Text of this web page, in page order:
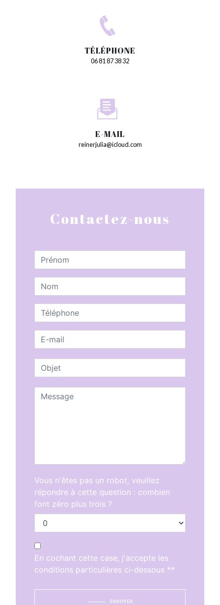
TÉLÉPHONE
06 81 87 38 32
E-MAIL
reinerjulia@icloud.com
Contactez-nous
Vous n'êtes pas un robot, veuillez
répondre à cette question : combien
font zéro plus trois ?
En cochant cette case, j'accepte les
conditions particulières ci-dessous **
ENVOYER